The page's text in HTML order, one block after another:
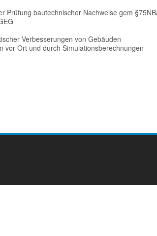
Prüfung bautechnischer Nachweise gem
Verbesserungen von Gebäuden
vor Ort und durch Simulationsberechnungen